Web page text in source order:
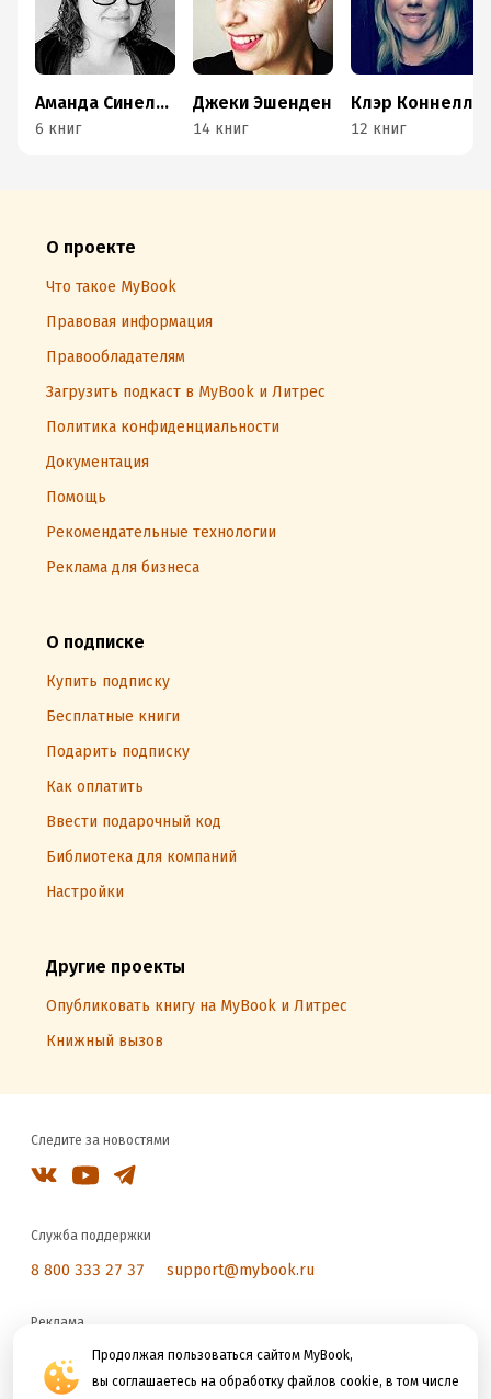
Продолжая пользоваться сайтом MyBook,
вы соглашаетесь на обработку файлов cookie, в том числе
Аманда Синелли
6 книг
Джеки Эшенден
14 книг
Клэр Коннелли
12 книг
О проекте
Что такое MyBook
Правовая информация
Правообладателям
Загрузить подкаст в MyBook и Литрес
Политика конфиденциальности
Документация
Помощь
Рекомендательные технологии
Реклама для бизнеса
О подписке
Купить подписку
Бесплатные книги
Подарить подписку
Как оплатить
Ввести подарочный код
Библиотека для компаний
Настройки
Другие проекты
Опубликовать книгу на MyBook и Литрес
Книжный вызов
Следите за новостями
Служба поддержки
8 800 333 27 37 support@mybook.ru
Реклама
reklama@litres.ru